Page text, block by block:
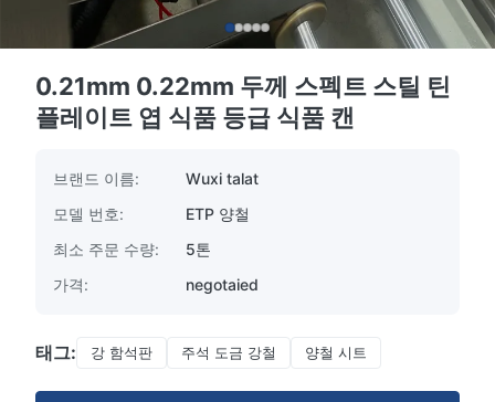
0.21mm 0.22mm 두께 스펙트 스틸 틴
플레이트 엽 식품 등급 식품 캔
브랜드 이름:
Wuxi talat
모델 번호:
ETP 양철
최소 주문 수량:
5톤
가격:
negotaied
태그: 강 함석판 주석 도금 강철 양철 시트